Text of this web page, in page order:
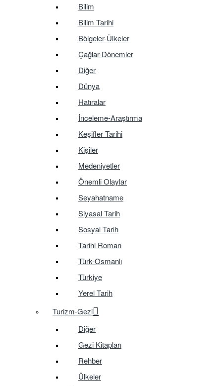
Bilim
Bilim Tarihi
Bölgeler-Ülkeler
Çağlar-Dönemler
Diğer
Dünya
Hatıralar
İnceleme-Araştırma
Keşifler Tarihi
Kişiler
Medeniyetler
Önemli Olaylar
Seyahatname
Siyasal Tarih
Sosyal Tarih
Tarihi Roman
Türk-Osmanlı
Türkiye
Yerel Tarih
Turizm-Gezi
Diğer
Gezi Kitapları
Rehber
Ülkeler